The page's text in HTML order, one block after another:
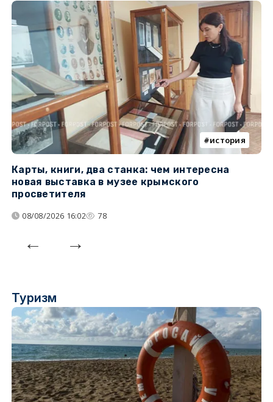
история
Карты, книги, два станка: чем интересна
новая выставка в музее крымского
просветителя
08/08/2026 16:02 78
Туризм